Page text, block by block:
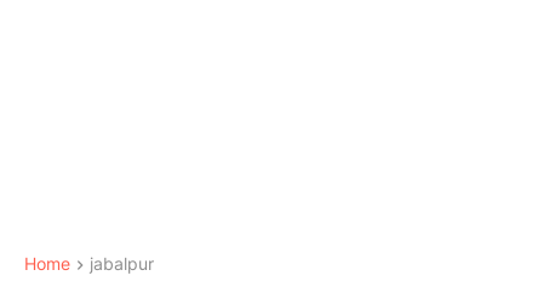
Home jabalpur